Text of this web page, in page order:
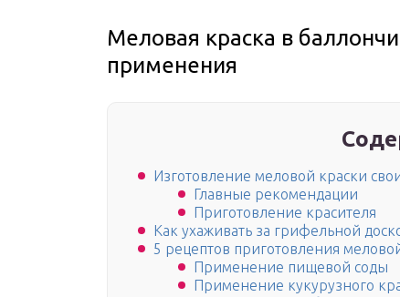
Меловая краска в
применения
Изготовление меловой краски
Главные рекомендации
Приготовление красителя
Как ухаживать за грифельной
5 рецептов приготовления
Применение пищевой соды
Применение кукурузного